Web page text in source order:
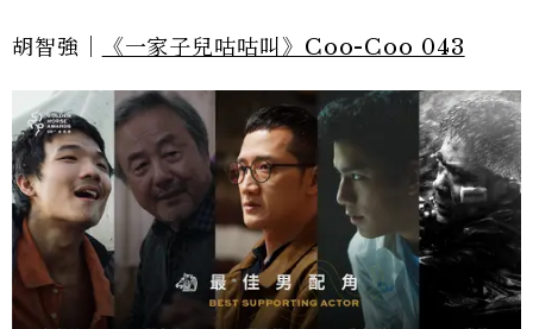
胡智強｜ 《一家子兒咕咕叫》Coo-Coo 043